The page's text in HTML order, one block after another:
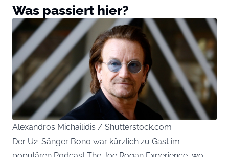
Was passiert hier?
Alexandros Michailidis / Shutterstock.com
Der U2-Sänger Bono war kürzlich zu Gast im